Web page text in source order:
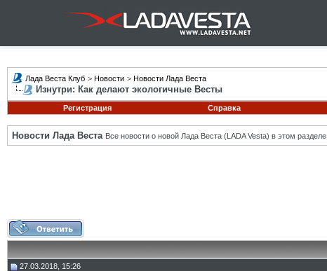
Лада Веста Клуб > Новости > Новости Лада Веста
Изнутри: Как делают экологичные Весты
Регистрация Справка
Новости Лада Веста Все новости о новой Лада Веста (LADA Vesta) в этом разделе.
27.03.2018, 15:26